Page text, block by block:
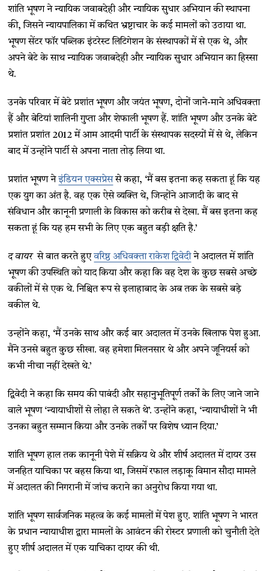
शांति भूषण ने न्यायिक जवाबदेही और न्यायिक सुधार अभियान की स्थापना
की, जिसने न्यायपालिका में कथित भ्रष्टाचार के कई मामलों को उठाया था.
भूषण सेंटर फॉर पब्लिक इंटरेस्ट लिटिगेशन के संस्थापकों में से एक थे, और
अपने बेटे के साथ न्यायिक जवाबदेही और न्यायिक सुधार अभियान का हिस्सा
थे.
उनके परिवार में बेटे प्रशांत भूषण और जयंत भूषण, दोनों जाने-माने अधिवक्ता
हैं और बेटियां शालिनी गुप्ता और शेफाली भूषण हैं. शांति भूषण और उनके बेटे
प्रशांत प्रशांत 2012 में आम आदमी पार्टी के संस्थापक सदस्यों में से थे, लेकिन
बाद में उन्होंने पार्टी से अपना नाता तोड़ लिया था.
प्रशांत भूषण नेइंडियन एक्सप्रेससे कहा, ‘मैं बस इतना कह सकता हूं कि यह
एक युग का अंत है. वह एक ऐसे व्यक्ति थे, जिन्होंने आजादी के बाद से
संविधान और कानूनी प्रणाली के विकास को करीब से देखा. मैं बस इतना कह
सकता हूं कि यह हम सभी के लिए एक बहुत बड़ी क्षति है.’
द वायरसे बात करते हुएवरिष्ठ अधिवक्ता राकेश द्विवेदीने अदालत में शांति
भूषण की उपस्थिति को याद किया और कहा कि वह देश के कुछ सबसे अच्छे
वकीलों में से एक थे. निश्चित रूप से इलाहाबाद के अब तक के सबसे बड़े
वकील थे.
उन्होंने कहा, ‘मैं उनके साथ और कई बार अदालत में उनके खिलाफ पेश हुआ.
मैंने उनसे बहुत कुछ सीखा. वह हमेशा मिलनसार थे और अपने जूनियर्स को
कभी नीचा नहीं देखते थे.’
द्विवेदी ने कहा कि समय की पाबंदी और सहानुभूतिपूर्ण तर्कों के लिए जाने जाने
वाले भूषण ‘न्यायाधीशों से लोहा ले सकते थे’. उन्होंने कहा, ‘न्यायाधीशों ने भी
उनका बहुत सम्मान किया और उनके तर्कों पर विशेष ध्यान दिया.’
शांति भूषण हाल तक कानूनी पेशे में सक्रिय थे और शीर्ष अदालत में दायर उस
जनहित याचिका पर बहस किया था, जिसमें रफाल लड़ाकू विमान सौदा मामले
में अदालत की निगरानी में जांच कराने का अनुरोध किया गया था.
शांति भूषण सार्वजनिक महत्व के कई मामलों में पेश हुए. शांति भूषण ने भारत
के प्रधान न्यायाधीश द्वारा मामलों के आवंटन की रोस्टर प्रणाली को चुनौती देते
हुए शीर्ष अदालत में एक याचिका दायर की थी.